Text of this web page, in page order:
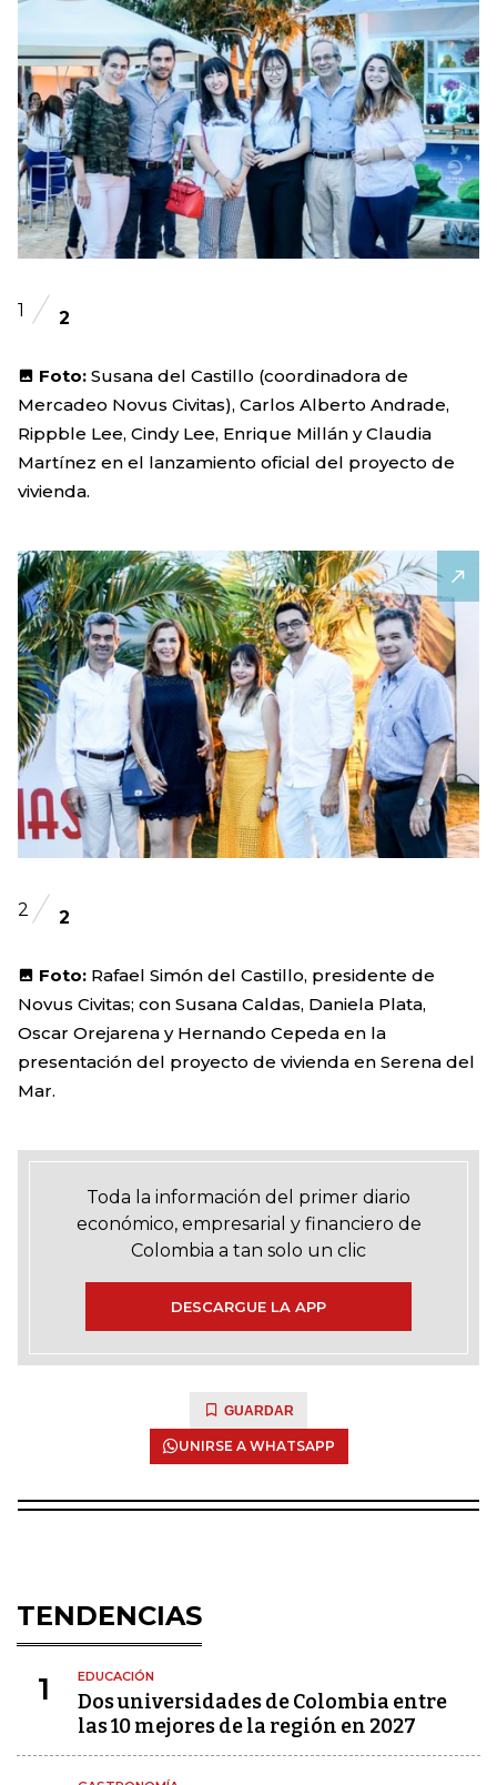
1 2
Foto: Susana del Castillo (coordinadora de
Mercadeo Novus Civitas), Carlos Alberto Andrade,
Rippble Lee, Cindy Lee, Enrique Millán y Claudia
Martínez en el lanzamiento oficial del proyecto de
vivienda.
2 2
Foto: Rafael Simón del Castillo, presidente de
Novus Civitas; con Susana Caldas, Daniela Plata,
Oscar Orejarena y Hernando Cepeda en la
presentación del proyecto de vivienda en Serena del
Mar.
Toda la información del primer diario
económico, empresarial y financiero de
Colombia a tan solo un clic
DESCARGUE LA APP
GUARDAR
UNIRSE A WHATSAPP
TENDENCIAS
1 EDUCACIÓN
Dos universidades de Colombia entre
las 10 mejores de la región en 2027